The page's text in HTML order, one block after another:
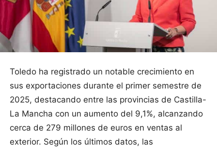
Toledo ha registrado un notable crecimiento en
sus exportaciones durante el primer semestre de
2025, destacando entre las provincias de Castilla-
La Mancha con un aumento del 9,1%, alcanzando
cerca de 279 millones de euros en ventas al
exterior. Según los últimos datos, las